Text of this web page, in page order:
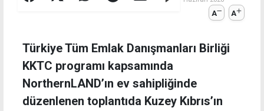
A A
Türkiye Tüm Emlak Danışmanları Birliği
KKTC programı kapsamında
NorthernLAND’ın ev sahipliğinde
düzenlenen toplantıda Kuzey Kıbrıs’ın